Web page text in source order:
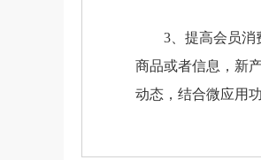
3、提高会员消费
商品或者信息，新
动态，结合微应用